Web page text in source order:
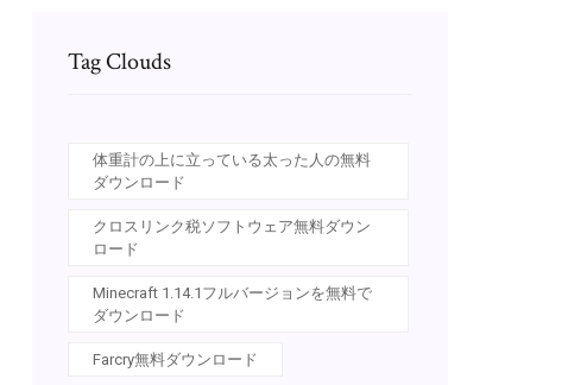
Tag Clouds
体重計の上に立っている太った人の無料
ダウンロード
クロスリンク税ソフトウェア無料ダウン
ロード
Minecraft 1.14.1フルバージョンを無料で
ダウンロード
Farcry無料ダウンロード